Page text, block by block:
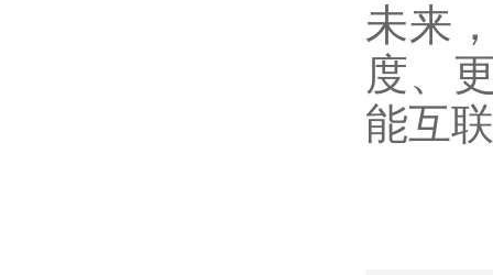
未来
度、
能互